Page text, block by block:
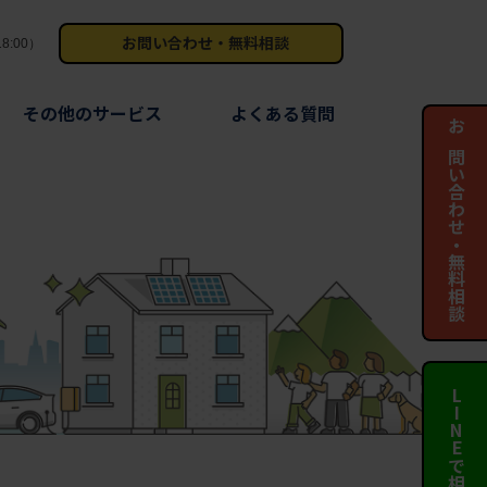
） お問い合わせ・無料相談
その他のサービス よくある質問
お問い合わせ・無料相談